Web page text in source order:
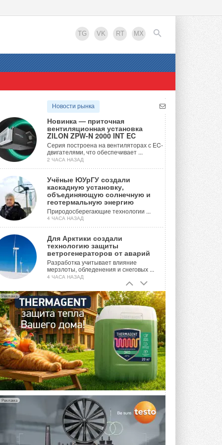
TG VK RT MX
EN
Новости рынка
Новинка — приточная
вентиляционная установка
ZILON ZPW-N 2000 INT EC
Серия построена на вентиляторах с EC-
двигателями, что обеспечивает ...
2 ЧАСА НАЗАД
Учёные ЮУрГУ создали
каскадную установку,
объединяющую солнечную и
геотермальную энергию
Природосберегающие технологии ...
4 ЧАСА НАЗАД
Для Арктики создали
технологию защиты
ветрогенераторов от аварий
Разработка учитывает влияние
мерзлоты, обледенения и снеговых ...
4 ЧАСА НАЗАД
Гибридный тепловой насос PV/T
с одним общим испарителем
Исследователи предложили
конструкцию двухисточникового ...
ВЧЕРА
21-й ежегодный форум
«ЦОД-2026»
Мероприятие пройдет 2-3 сентября в
отеле Radisson Slavyanskaya. Форум
посетит более двух тысяч участников ...
ВЧЕРА
Китайская Shenling представила
линейку тепловых насосов
«воздух-вода» на R290
Серия ThermaX R290 All-In-One
Реклама
Реклама